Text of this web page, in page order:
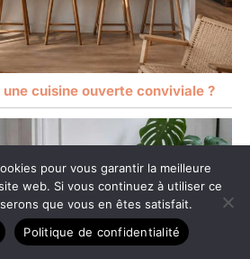
cuisine ouverte conviviale ?
pour vous garantir la meilleure
web. Si vous continuez à utiliser ce
que vous en êtes satisfait.
Politique de confidentialité